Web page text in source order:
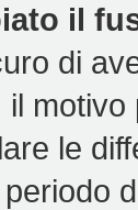
il
di
il motivo
le